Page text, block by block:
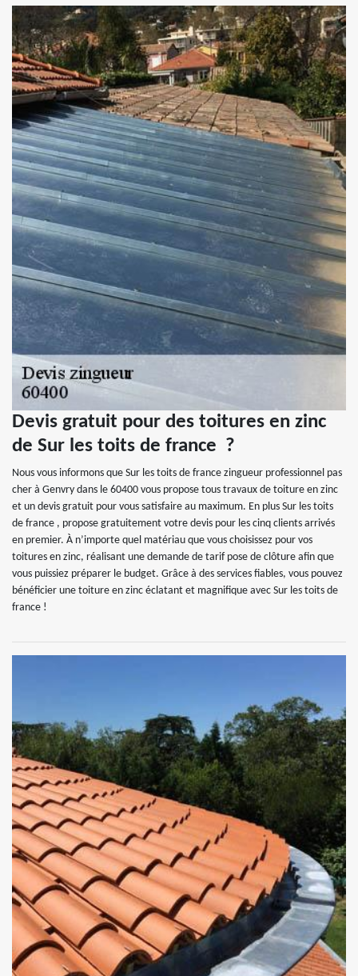
Devis gratuit pour des toitures en zinc
de Sur les toits de france ?
Nous vous informons que Sur les toits de france zingueur professionnel pas
cher à Genvry dans le 60400 vous propose tous travaux de toiture en zinc
et un devis gratuit pour vous satisfaire au maximum. En plus Sur les toits
de france , propose gratuitement votre devis pour les cinq clients arrivés
en premier. À n’importe quel matériau que vous choisissez pour vos
toitures en zinc, réalisant une demande de tarif pose de clôture afin que
vous puissiez préparer le budget. Grâce à des services fiables, vous pouvez
bénéficier une toiture en zinc éclatant et magnifique avec Sur les toits de
france !